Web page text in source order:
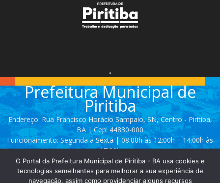
.
Prefeitura Municipal de
Piritiba
Endereço: Rua Francisco Horácio Sampaio, SN, Centro - Piritiba,
BA | Cep: 44830-000
Funcionamento: Segunda a Sexta | 08:00h às 12:00h – 14:00h às
17:00h
Telefone: (74) 3628 - 2111 / 3628 - 2153
O Portal da Prefeitura Municipal de Piritiba - BA usa cookies e
tecnologias semelhantes para melhorar a sua experiência de
navegação, assim como providenciar alguns recursos